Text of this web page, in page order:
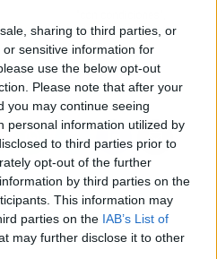
sharing to third parties, or
sensitive information for
use the below opt-out
Please note that after your
you may continue seeing
personal information utilized by
to third parties prior to
opt-out of the further
by third parties on the
This information may
parties on the IAB’s List of
may further disclose it to other
espera informes
técnicos para
pronunciarse